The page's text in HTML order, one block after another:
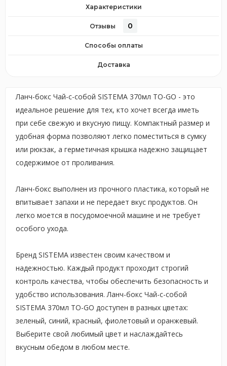
Характеристики
Отзывы 0
Способы оплаты
Доставка
Ланч-бокс Чай-с-собой SISTEMA 370мл TO-GO - это
идеальное решение для тех, кто хочет всегда иметь
при себе свежую и вкусную пищу. Компактный размер и
удобная форма позволяют легко поместиться в сумку
или рюкзак, а герметичная крышка надежно защищает
содержимое от проливания.
Ланч-бокс выполнен из прочного пластика, который не
впитывает запахи и не передает вкус продуктов. Он
легко моется в посудомоечной машине и не требует
особого ухода.
Бренд SISTEMA известен своим качеством и
надежностью. Каждый продукт проходит строгий
контроль качества, чтобы обеспечить безопасность и
удобство использования. Ланч-бокс Чай-с-собой
SISTEMA 370мл TO-GO доступен в разных цветах:
зеленый, синий, красный, фиолетовый и оранжевый.
Выберите свой любимый цвет и наслаждайтесь
вкусным обедом в любом месте.